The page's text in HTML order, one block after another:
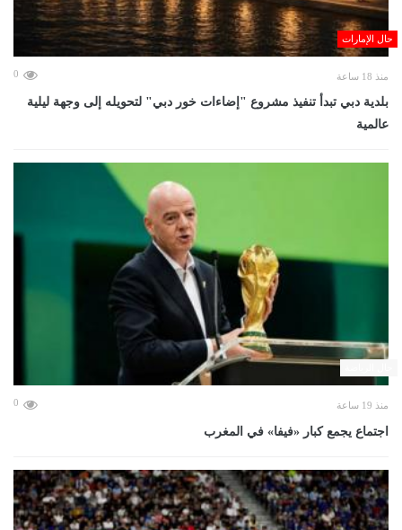
حال الإمارات
منذ 18 ساعة 0
بلدية دبي تبدأ تنفيذ مشروع "إضاءات خور دبي" لتحويله إلى وجهة ليلية
عالمية
منذ 19 ساعة 0
اجتماع يجمع كبار «فيفا» في المغرب